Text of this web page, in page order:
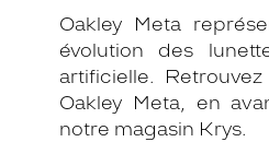
Oakley Meta
évolution des
artificielle.
Oakley Meta, en
notre magasin Krys.